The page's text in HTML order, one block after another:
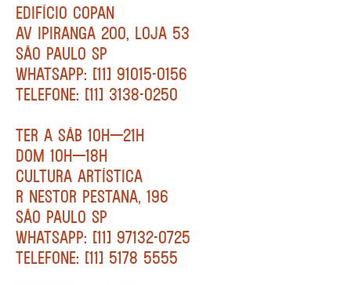
EDIFÍCIO COPAN
AV IPIRANGA 200, LOJA 53
SÃO PAULO SP
WHATSAPP: [11] 91015-0156
TELEFONE: [11] 3138-0250
TER A SÁB 10H—21H
DOM 10H—18H
CULTURA ARTÍSTICA
R NESTOR PESTANA, 196
SÃO PAULO SP
WHATSAPP: [11] 97132-0725
TELEFONE: [11] 5178 5555